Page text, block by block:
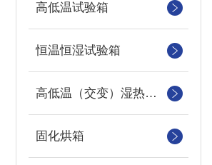
高低温试验箱
恒温恒湿试验箱
高低温（交变）湿热试验箱
固化烘箱